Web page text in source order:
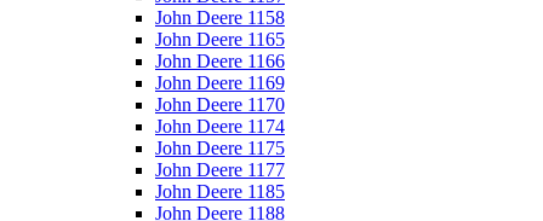
John Deere 1158
John Deere 1165
John Deere 1166
John Deere 1169
John Deere 1170
John Deere 1174
John Deere 1175
John Deere 1177
John Deere 1185
John Deere 1188